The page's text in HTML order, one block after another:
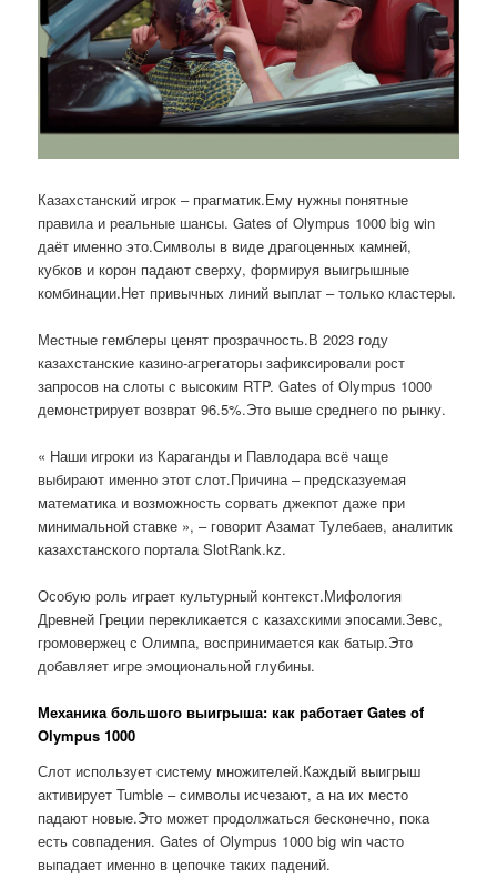
Казахстанский игрок – прагматик.Ему нужны понятные
правила и реальные шансы. Gates of Olympus 1000 big win
даёт именно это.Символы в виде драгоценных камней,
кубков и корон падают сверху, формируя выигрышные
комбинации.Нет привычных линий выплат – только кластеры.
Местные гемблеры ценят прозрачность.В 2023 году
казахстанские казино-агрегаторы зафиксировали рост
запросов на слоты с высоким RTP. Gates of Olympus 1000
демонстрирует возврат 96.5%.Это выше среднего по рынку.
« Наши игроки из Караганды и Павлодара всё чаще
выбирают именно этот слот.Причина – предсказуемая
математика и возможность сорвать джекпот даже при
минимальной ставке », – говорит Азамат Тулебаев, аналитик
казахстанского портала SlotRank.kz.
Особую роль играет культурный контекст.Мифология
Древней Греции перекликается с казахскими эпосами.Зевс,
громовержец с Олимпа, воспринимается как батыр.Это
добавляет игре эмоциональной глубины.
Механика большого выигрыша: как работает Gates of
Olympus 1000
Слот использует систему множителей.Каждый выигрыш
активирует Tumble – символы исчезают, а на их место
падают новые.Это может продолжаться бесконечно, пока
есть совпадения. Gates of Olympus 1000 big win часто
выпадает именно в цепочке таких падений.